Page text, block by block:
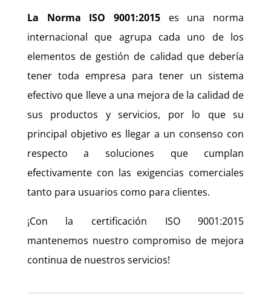
La Norma ISO 9001:2015 es una norma
internacional que agrupa cada uno de los
elementos de gestión de calidad que debería
tener toda empresa para tener un sistema
efectivo que lleve a una mejora de la calidad de
sus productos y servicios, por lo que su
principal objetivo es llegar a un consenso con
respecto a soluciones que cumplan
efectivamente con las exigencias comerciales
tanto para usuarios como para clientes.
¡Con la certificación ISO 9001:2015
mantenemos nuestro compromiso de mejora
continua de nuestros servicios!